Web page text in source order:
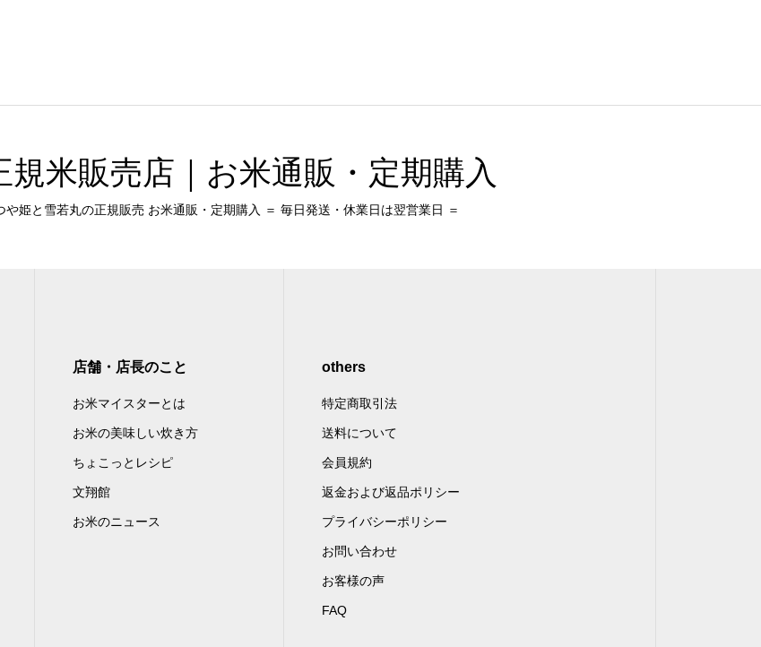
規米販売店｜お米通販・定期購入
や姫と雪若丸の正規販売 お米通販・定期購入 ＝ 毎日発送・休業日は翌営業日 ＝
店舗・店長のこと
お米マイスターとは
お米の美味しい炊き方
ちょこっとレシピ
文翔館
お米のニュース
others
特定商取引法
送料について
会員規約
返金および返品ポリシー
プライバシーポリシー
お問い合わせ
お客様の声
FAQ